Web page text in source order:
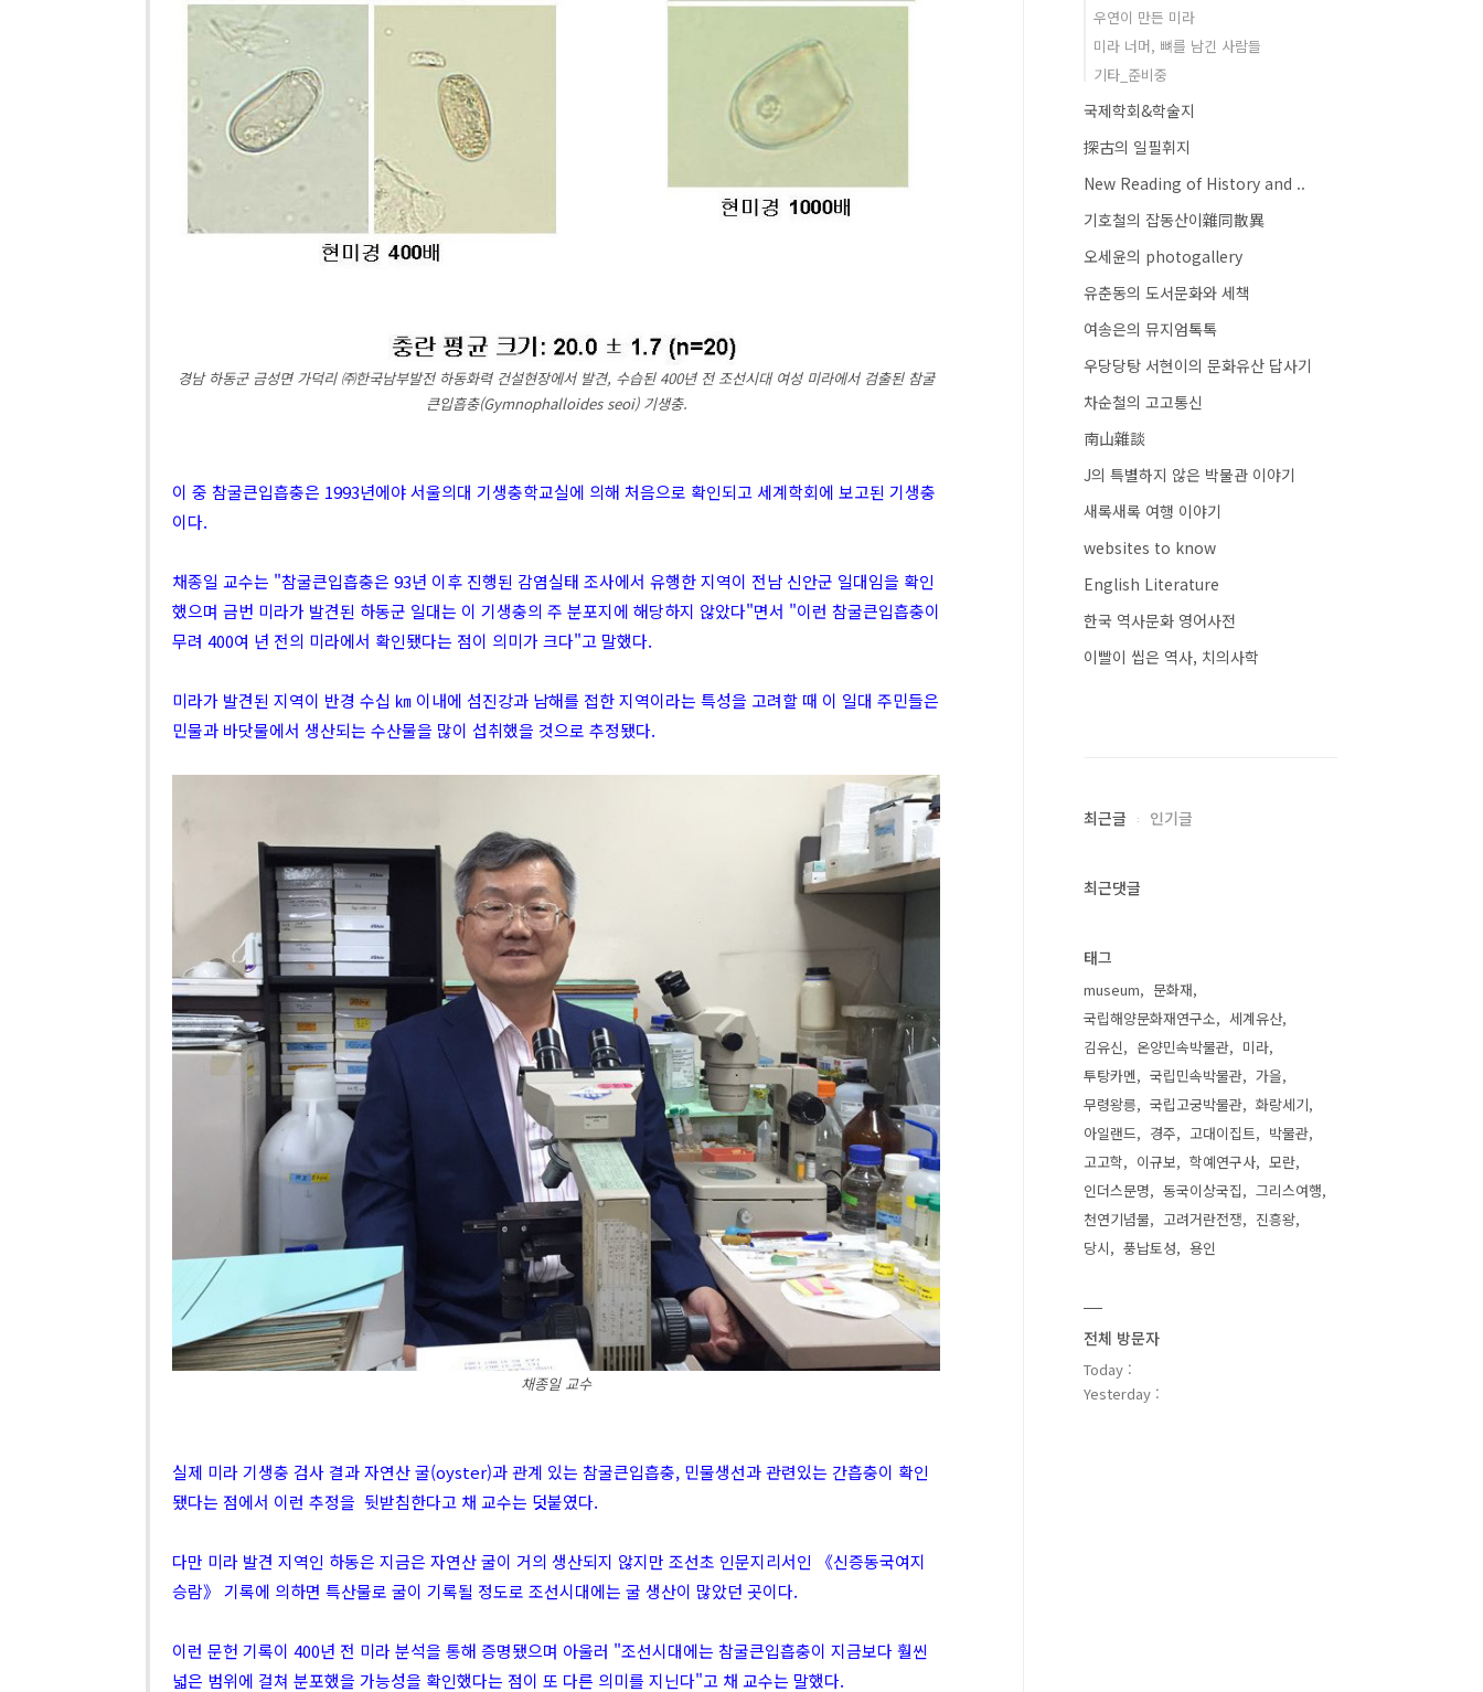
경남 하동군 금성면 가덕리 ㈜한국남부발전 하동화력 건설현장에서 발견, 수습된 400년 전 조선시대 여성 미라에서 검출된 참굴
큰입흡충(Gymnophalloides seoi) 기생충.
이 중 참굴큰입흡충은 1993년에야 서울의대 기생충학교실에 의해 처음으로 확인되고 세계학회에 보고된 기생충
이다.
채종일 교수는 "참굴큰입흡충은 93년 이후 진행된 감염실태 조사에서 유행한 지역이 전남 신안군 일대임을 확인
했으며 금번 미라가 발견된 하동군 일대는 이 기생충의 주 분포지에 해당하지 않았다"면서 "이런 참굴큰입흡충이
무려 400여 년 전의 미라에서 확인됐다는 점이 의미가 크다"고 말했다.
미라가 발견된 지역이 반경 수십 ㎞ 이내에 섬진강과 남해를 접한 지역이라는 특성을 고려할 때 이 일대 주민들은
민물과 바닷물에서 생산되는 수산물을 많이 섭취했을 것으로 추정됐다.
채종일 교수
실제 미라 기생충 검사 결과 자연산 굴(oyster)과 관계 있는 참굴큰입흡충, 민물생선과 관련있는 간흡충이 확인
됐다는 점에서 이런 추정을 뒷받침한다고 채 교수는 덧붙였다.
다만 미라 발견 지역인 하동은 지금은 자연산 굴이 거의 생산되지 않지만 조선초 인문지리서인 《신증동국여지
승람》 기록에 의하면 특산물로 굴이 기록될 정도로 조선시대에는 굴 생산이 많았던 곳이다.
이런 문헌 기록이 400년 전 미라 분석을 통해 증명됐으며 아울러 "조선시대에는 참굴큰입흡충이 지금보다 훨씬
넓은 범위에 걸쳐 분포했을 가능성을 확인했다는 점이 또 다른 의미를 지닌다"고 채 교수는 말했다.
우연이 만든 미라
미라 너머, 뼈를 남긴 사람들
기타_준비중
국제학회&학술지
探古의 일필휘지
New Reading of History and ..
기호철의 잡동산이雜同散異
오세윤의 photogallery
유춘동의 도서문화와 세책
여송은의 뮤지엄톡톡
우당당탕 서현이의 문화유산 답사기
차순철의 고고통신
南山雜談
J의 특별하지 않은 박물관 이야기
새록새록 여행 이야기
websites to know
English Literature
한국 역사문화 영어사전
이빨이 씹은 역사, 치의사학
최근글 인기글
최근댓글
태그
museum
문화재
국립해양문화재연구소
세계유산
김유신
온양민속박물관
미라
투탕카멘
국립민속박물관
가을
무령왕릉
국립고궁박물관
화랑세기
아일랜드
경주 고대이집트
박물관
고고학
이규보 학예연구사
모란
인더스문명
동국이상국집
그리스여행
천연기념물
고려거란전쟁
진흥왕
당시
풍납토성 용인
전체 방문자
Today :
Yesterday :